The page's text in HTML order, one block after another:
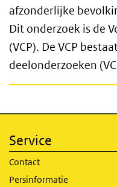
afzonderlijke
Dit onderzoek is de
(VCP). De VCP
deelonderzoeken
Service
Contact
Persinformatie